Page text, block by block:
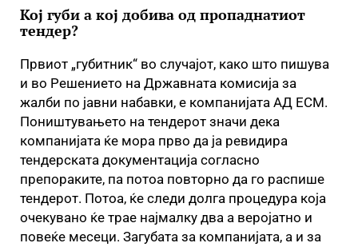
Кој губи а кој добива од пропаднатиот
тендер?
Првиот „губитник“ во случајот, како што пишува
и во Решението на Државната комисија за
жалби по јавни набавки, е компанијата АД ЕСМ.
Поништувањето на тендерот значи дека
компанијата ќе мора прво да ја ревидира
тендерската документација согласно
препораките, па потоа повторно да го распише
тендерот. Потоа, ќе следи долга процедура која
очекувано ќе трае најмалку два а веројатно и
повеќе месеци. Загубата за компанијата, а и за